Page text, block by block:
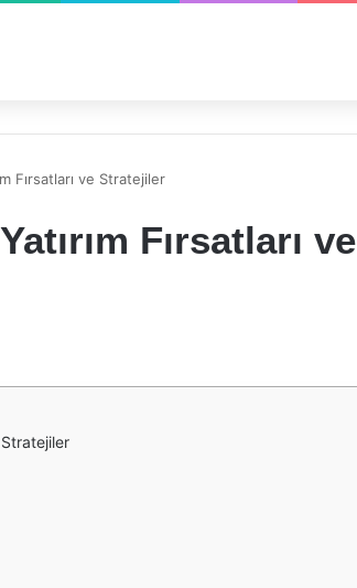
Fırsatları ve Stratejiler
Fırsatları ve
Stratejiler